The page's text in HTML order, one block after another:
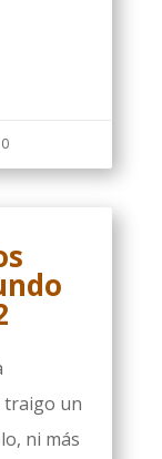
0
traigo un
ni más